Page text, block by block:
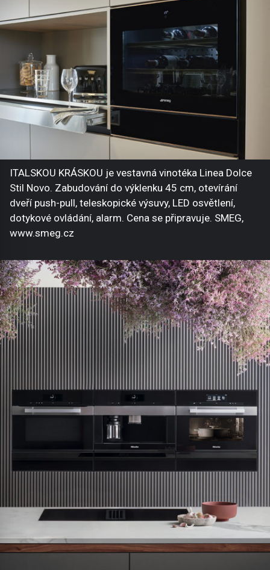
ITALSKOU KRÁSKOU je vestavná vinotéka Linea Dolce
Stil Novo. Zabudování do výklenku 45 cm, otevírání
dveří push-pull, teleskopické výsuvy, LED osvětlení,
dotykové ovládání, alarm. Cena se připravuje. SMEG,
www.smeg.cz